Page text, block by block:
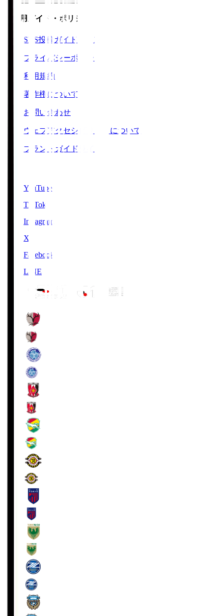
ご利用ガイド・ポリシー
SNS投稿ガイドライン
プライバシーポリシー
利用規約
著作権について
お問い合わせ
ウェブアクセシビリティについて
ブランドガイドライン
YouTube
TikTok
Instagram
X
Facebook
LINE